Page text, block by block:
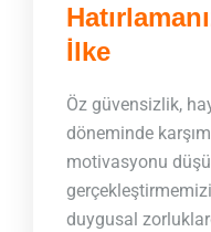
İlke
Öz güvensizlik,
döneminde
motivasyonu
duygusal